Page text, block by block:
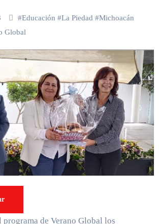
#Educación #La Piedad #Michoacán
Global